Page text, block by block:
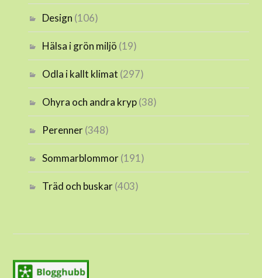
Design (106)
Hälsa i grön miljö (19)
Odla i kallt klimat (297)
Ohyra och andra kryp(38)
Perenner(348)
Sommarblommor(191)
Träd och buskar(403)